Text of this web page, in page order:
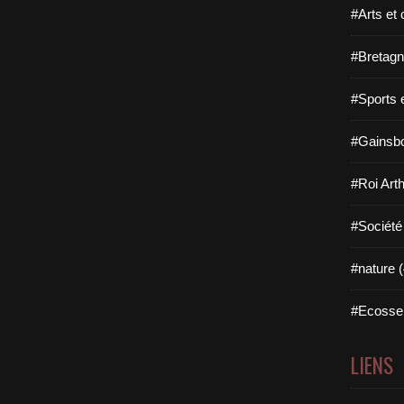
#Arts et
#Sports
#Roi
#nature
LIENS